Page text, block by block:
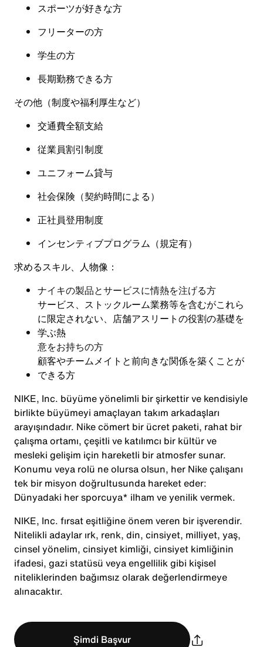
スポーツが好きな方
フリーターの方
学生の方
長期勤務できる方
その他（制度や福利厚生など）
交通費全額支給
従業員割引制度
ユニフォーム貸与
社会保険 （契約時間による）
正社員登用制度
インセンティブプログラム（規定有）
求めるスキル、人物像：
ナイキの製品とサービスに情熱を注げる方
サービス、ストックルーム業務等を含むがこれら
に限定されない、店舗アスリートの役割の基礎を
学ぶ熱
意をお持ちの方
顧客やチームメイトと前向きな関係を築くことが
できる方
NIKE, Inc. büyüme yönelimli bir şirkettir ve kendisiyle
birlikte büyümeyi amaçlayan takım arkadaşları
arayışındadır. Nike cömert bir ücret paketi, rahat bir
çalışma ortamı, çeşitli ve katılımcı bir kültür ve
mesleki gelişim için hareketli bir atmosfer sunar.
Konumu veya rolü ne olursa olsun, her Nike çalışanı
tek bir misyon doğrultusunda hareket eder:
Dünyadaki her sporcuya* ilham ve yenilik vermek.
NIKE, Inc. fırsat eşitliğine önem veren bir işverendir.
Nitelikli adaylar ırk, renk, din, cinsiyet, milliyet, yaş,
cinsel yönelim, cinsiyet kimliği, cinsiyet kimliğinin
ifadesi, gazi statüsü veya engellilik gibi kişisel
niteliklerinden bağımsız olarak değerlendirmeye
alınacaktır.
Şimdi Başvur